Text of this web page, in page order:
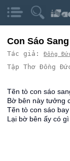
Con Sáo
Tác giả: Đồng
Tập Thơ Đồng
Tẽn tò con sáo
Bờ bên này tưởng
Tẽn tò con sáo
Lại bờ bên ấy có